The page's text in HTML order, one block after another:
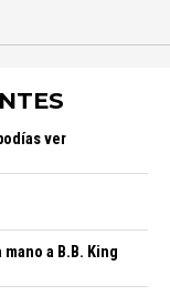
ver
a B.B. King